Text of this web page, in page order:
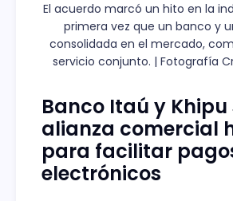
El acuerdo marcó un hito en la
primera vez que un banco y
consolidada en el mercado,
servicio conjunto. | Fotografía
Banco Itaú y
alianza comercial
para facilitar
electrónicos